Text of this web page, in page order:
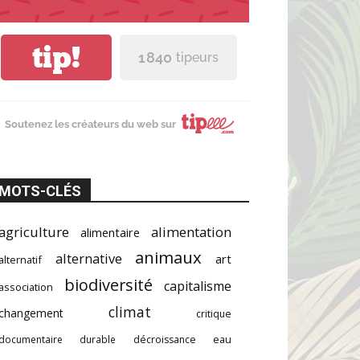
tip! 1 840 tipeurs
Soutenez les créateurs du web sur
CLÉS
alimentaire alimentation
alternative animaux art
biodiversité capitalisme
climat
critique
durable décroissance eau